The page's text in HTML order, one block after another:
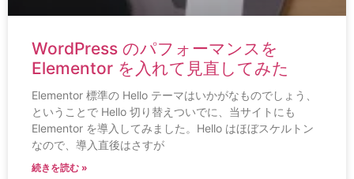
WordPress のパフォーマンスを
Elementor を入れて見直してみた
Elementor 標準の Hello テーマはいかがなものでしょう、
ということで Hello 切り替えついでに、当サイトにも
Elementor を導入してみました。Hello はほぼスケルトン
なので、導入直後はさすが
続きを読む »